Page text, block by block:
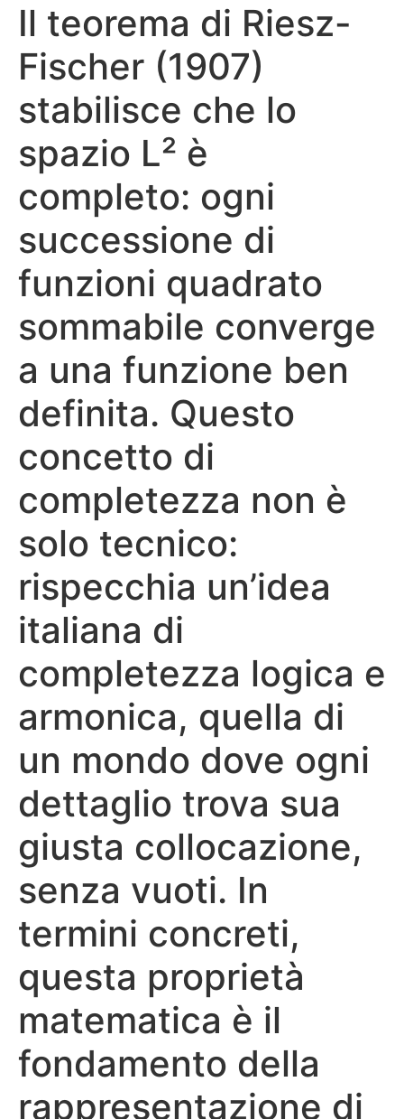
Il teorema di Riesz-
Fischer (1907)
stabilisce che lo
spazio L² è
completo: ogni
successione di
funzioni quadrato
sommabile converge
a una funzione ben
definita. Questo
concetto di
completezza non è
solo tecnico:
rispecchia un’idea
italiana di
completezza logica e
armonica, quella di
un mondo dove ogni
dettaglio trova sua
giusta collocazione,
senza vuoti. In
termini concreti,
questa proprietà
matematica è il
fondamento della
rappresentazione di